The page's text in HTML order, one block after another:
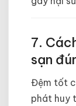
7.
sạn
Đệm tốt
phát huy